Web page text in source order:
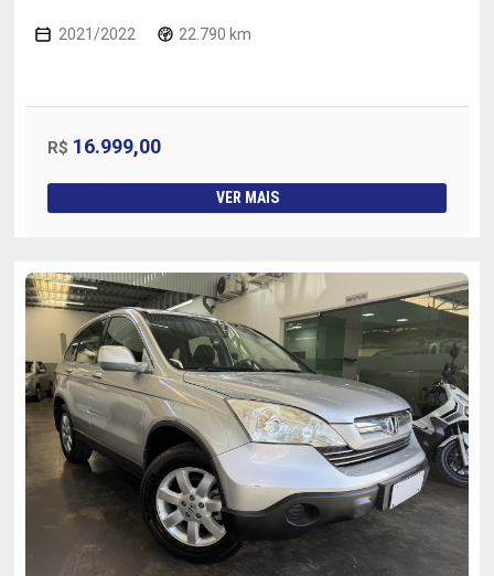
2021/2022 22.790 km
R$ 16.999,00
VER MAIS